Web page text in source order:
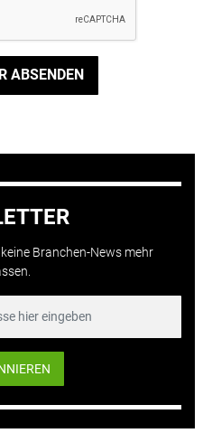
ABSENDEN
Branchen-News mehr